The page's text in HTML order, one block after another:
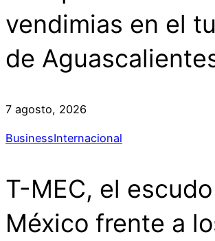
vendimias en el
de
7 agosto, 2026
BusinessInternacional
T-MEC, el
México frente a